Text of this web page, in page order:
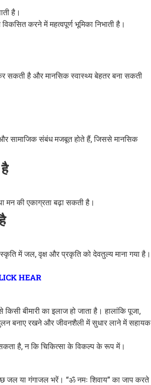
है।
करने में महत्वपूर्ण भूमिका निभाती है।
सकती है और मानसिक स्वास्थ्य बेहतर बना सकती
सामाजिक संबंध मजबूत होते हैं, जिससे मानसिक
मन की एकाग्रता बढ़ा सकती है।
में जल, वृक्ष और प्रकृति को देवतुल्य माना गया है।
HEAR
बीमारी का इलाज हो जाता है। हालांकि पूजा,
बनाए रखने और जीवनशैली में सुधार लाने में सहायक
है, न कि चिकित्सा के विकल्प के रूप में।
जल या गंगाजल भरें। “ॐ नमः शिवाय” का जाप करते